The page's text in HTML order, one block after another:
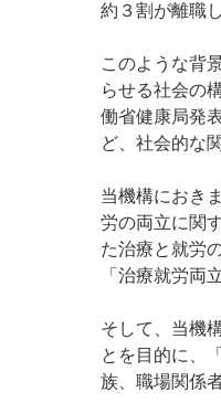
約３割が離職
このような背
らせる社会の
働省健康局発
ど、社会的な
当機構におき
労の両立に関
た治療と就労
「治療就労両
そして、当機
とを目的に、
族、職場関係